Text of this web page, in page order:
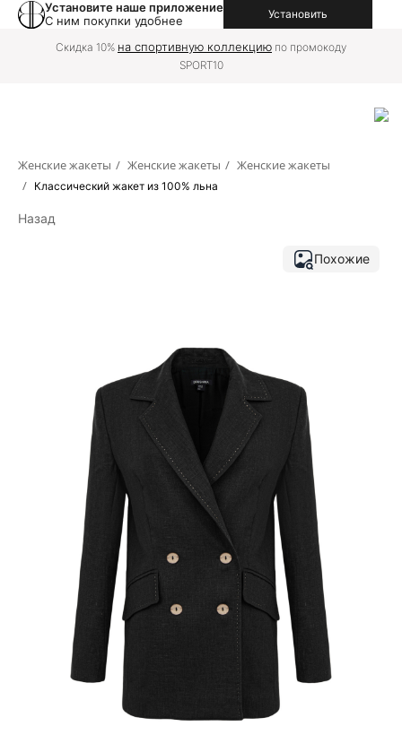
Установите наше приложение
С ним покупки удобнее
Установить
Скидка 10% на спортивную коллекцию по промокоду
SPORT10
Женские жакеты / Женские жакеты / Женские жакеты
/ Классический жакет из 100% льна
Назад
Похожие